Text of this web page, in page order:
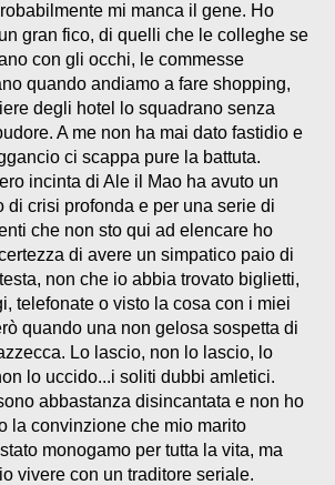
mi manca il gene. Ho
gran fico, di quelli che le colleghe se
con gli occhi, le commesse
quando andiamo a fare shopping,
degli hotel lo squadrano senza
A me non ha mai dato fastidio e
ci scappa pure la battuta.
incinta di Ale il Mao ha avuto un
di crisi profonda e per una serie di
che non sto qui ad elencare ho
di avere un simpatico paio di
non che io abbia trovato biglietti,
telefonate o visto la cosa con i miei
quando una non gelosa sospetta di
Lo lascio, non lo lascio, lo
lo uccido...i soliti dubbi amletici.
abbastanza disincantata e non ho
la convinzione che mio marito
monogamo per tutta la vita, ma
vivere con un traditore seriale.